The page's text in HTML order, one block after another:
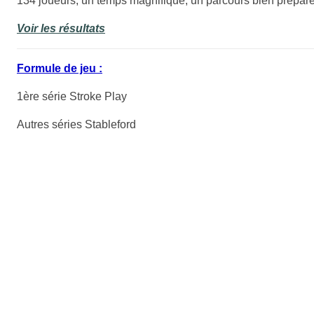
Voir les résultats
Formule de jeu :
1ère série Stroke Play
Autres séries Stableford